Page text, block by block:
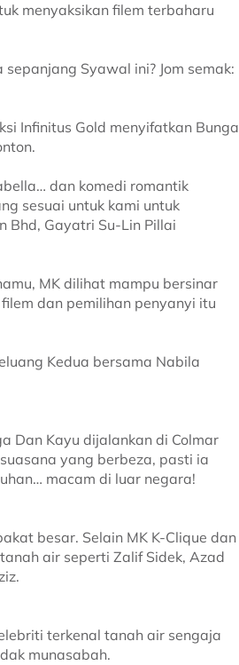
menyaksikan filem terbaharu
Syawal ini? Jom semak:
Infinitus Gold menyifatkan Bunga
dan komedi romantik
sesuai untuk kami untuk
Bhd, Gayatri Su-Lin Pillai
MK dilihat mampu bersinar
dan pemilihan penyanyi itu
Kedua bersama Nabila
Dan Kayu dijalankan di Colmar
yang berbeza, pasti ia
macam di luar negara!
besar. Selain MK K-Clique dan
air seperti Zalif Sidek, Azad
terkenal tanah air sengaja
munasabah.